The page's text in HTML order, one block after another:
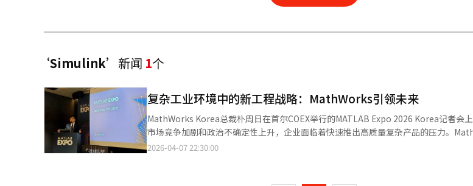
‘Simulink’ 新闻 1个
复杂工业环境中的新工程战略：MathWorks引领未来
MathWorks Korea总裁朴周日在首尔COEX举行的MATLAB Expo 2026 Korea记者会上
市场竞争加剧和政治不确定性上升，企业面临着快速推出高质量复杂产品的压力。
家技术计算软件公司，产品广泛应用于汽车、航空航天、通信、电子和工业自动化等领
2026-04-07 22:30:00